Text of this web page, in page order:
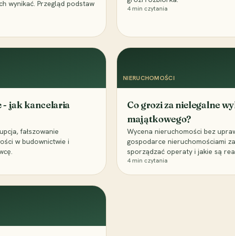
wynikać. Przegląd podstaw
4min czytania
- jak kancelaria
fałszowanie
w budownictwie i
NIERUCHOMOŚCI
Co grozi za nielegalne
majątkowego?
Wycena nieruchomości bez
gospodarce nieruchomościami
sporządzać operaty i jakie są
4min czytania